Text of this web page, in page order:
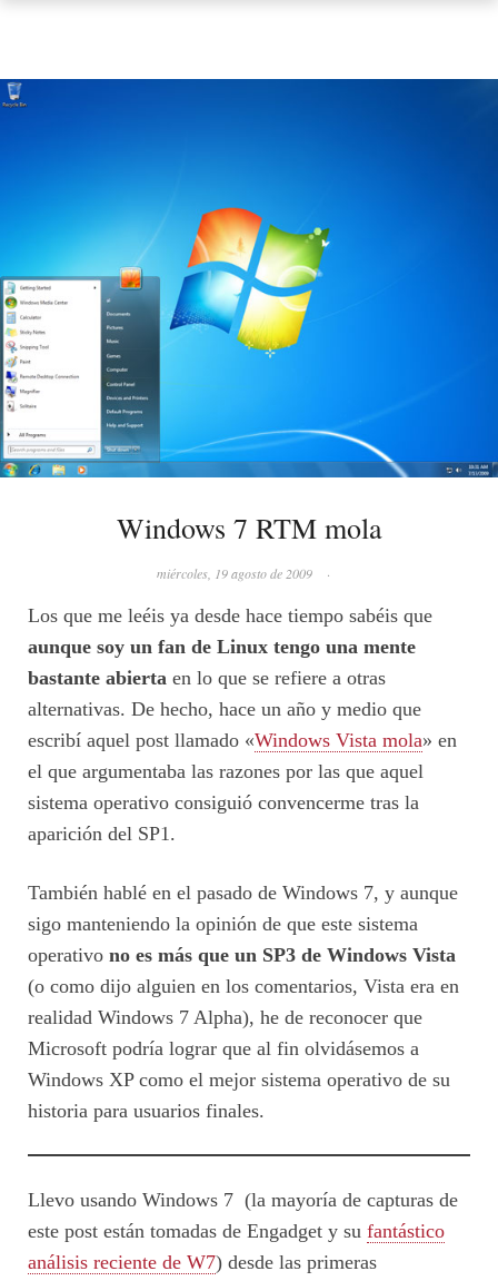
Windows 7 RTM mola
miércoles, 19 agosto de 2009 ·
Los que me leéis ya desde hace tiempo sabéis que
aunque soy un fan de Linux tengo una mente
bastante abierta en lo que se refiere a otras
alternativas. De hecho, hace un año y medio que
escribí aquel post llamado «Windows Vista mola» en
el que argumentaba las razones por las que aquel
sistema operativo consiguió convencerme tras la
aparición del SP1.
También hablé en el pasado de Windows 7, y aunque
sigo manteniendo la opinión de que este sistema
operativo no es más que un SP3 de Windows Vista
(o como dijo alguien en los comentarios, Vista era en
realidad Windows 7 Alpha), he de reconocer que
Microsoft podría lograr que al fin olvidásemos a
Windows XP como el mejor sistema operativo de su
historia para usuarios finales.
Llevo usando Windows 7 (la mayoría de capturas de
este post están tomadas de Engadget y su fantástico
análisis reciente de W7) desde las primeras